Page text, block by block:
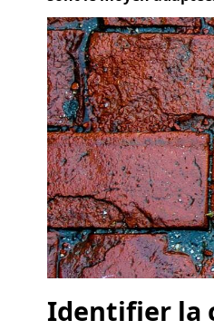
Identifier la